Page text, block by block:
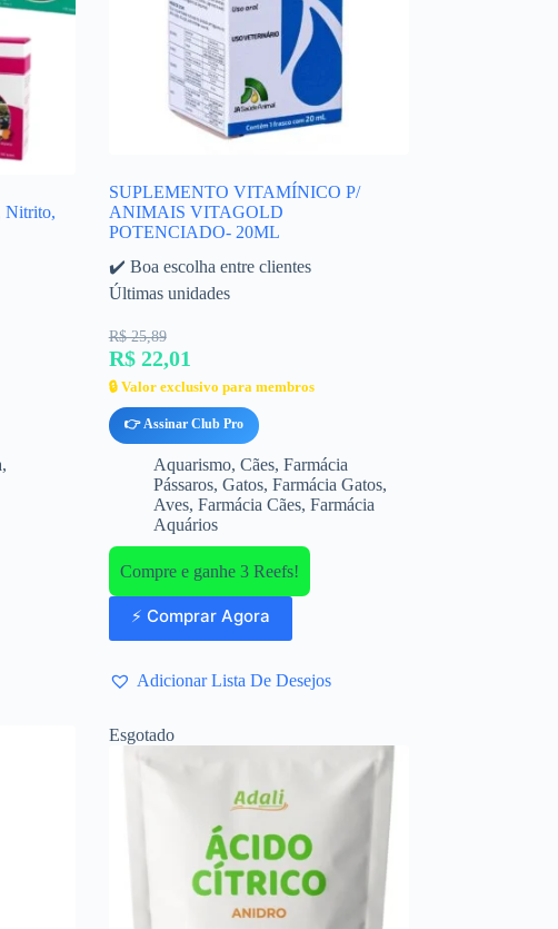
Nitrito,
,
SUPLEMENTO VITAMÍNICO P/
ANIMAIS VITAGOLD
POTENCIADO- 20ML
✔️ Boa escolha entre clientes
Últimas unidades
R$ 25,89
R$ 22,01
🔒 Valor exclusivo para membros
👉 Assinar Club Pro
Aquarismo, Cães, Farmácia
Pássaros, Gatos, Farmácia Gatos,
Aves, Farmácia Cães, Farmácia
Aquários
Compre e ganhe 3 Reefs!
⚡ Comprar Agora
Adicionar Lista De Desejos
Esgotado